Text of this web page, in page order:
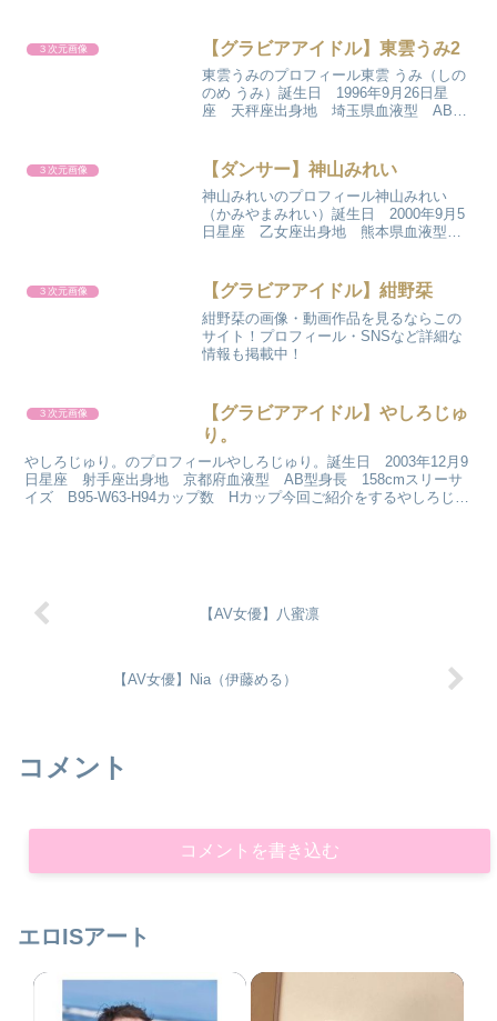
さんの事を少し書きたいと思います。...
３次元画像 【グラビアアイドル】東雲うみ2
東雲うみのプロフィール東雲 うみ（しの
のめ うみ）誕生日 1996年9月26日星
座 天秤座出身地 埼玉県血液型 AB型
る東雲うみさんの事を少し書きたいと
思...
３次元画像 【ダンサー】神山みれい
神山みれいのプロフィール神山みれい
（かみやまみれい）誕生日 2000年9月5
日星座 乙女座出身地 熊本県血液型
ご紹介をする神山みれいさんの事を少し
書き...
３次元画像 【グラビアアイドル】紺野栞
紺野栞の画像・動画作品を見るならこの
サイト！プロフィール・SNSなど詳細な
情報も掲載中！
３次元画像
【グラビアアイドル】やしろじゅ
り。
やしろじゅり。のプロフィールやしろじゅり。誕生日 2003年12月9
日星座 射手座出身地 京都府血液型 AB型身長 158cmスリーサ
イズ B95-W63-H94カップ数 Hカップ今回ご紹介をするやしろじゅ
【AV女優】八蜜凛
【AV女優】Nia（伊藤める）
コメント
コメントを書き込む
エロISアート